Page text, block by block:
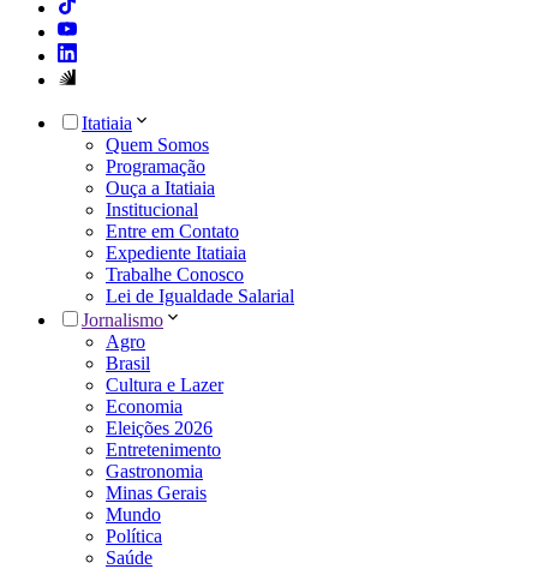
Itatiaia
Quem Somos
Programação
Ouça a Itatiaia
Institucional
Entre em Contato
Expediente Itatiaia
Trabalhe Conosco
Lei de Igualdade Salarial
Jornalismo
Agro
Brasil
Cultura e Lazer
Economia
Eleições 2026
Entretenimento
Gastronomia
Minas Gerais
Mundo
Política
Saúde